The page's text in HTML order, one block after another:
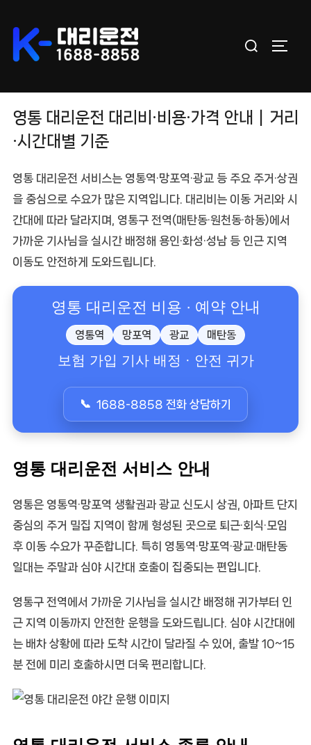
content
Search
영통 대리운전 대리비·비용·가격 안내｜거리
·시간대별 기준
영통 대리운전 서비스는 영통역·망포역·광교 등 주요 주거·상권
을 중심으로 수요가 많은 지역입니다. 대리비는 이동 거리와 시
간대 에 따라 달라지며, 영통구 전역(매탄동·원천동·하동)에서
가까운 기사님을 실시간 배정해 용인·화성·성남 등 인근 지역
이동도 안전하게 도와드립니다.
영통 대리운전 비용 · 예약 안내
영통역 망포역 광교 매탄동
보험 가입 기사 배정 · 안전 귀가
1688-8858 전화 상담하기
영통 대리운전 서비스 안내
영통은 영통역·망포역 생활권과 광교 신도시 상권, 아파트 단지
중심의 주거 밀집 지역이 함께 형성된 곳으로 퇴근·회식·모임
후 이동 수요가 꾸준합니다. 특히 영통역·망포역·광교·매탄동
일대는 주말과 심야 시간대 호출이 집중되는 편입니다.
영통구 전역에서 가까운 기사님을 실시간 배정해 귀가부터 인
근 지역 이동까지 안전한 운행을 도와드립니다. 심야 시간대에
는 배차 상황에 따라 도착 시간이 달라질 수 있어, 출발 10~15
분 전에 미리 호출하시면 더욱 편리합니다.